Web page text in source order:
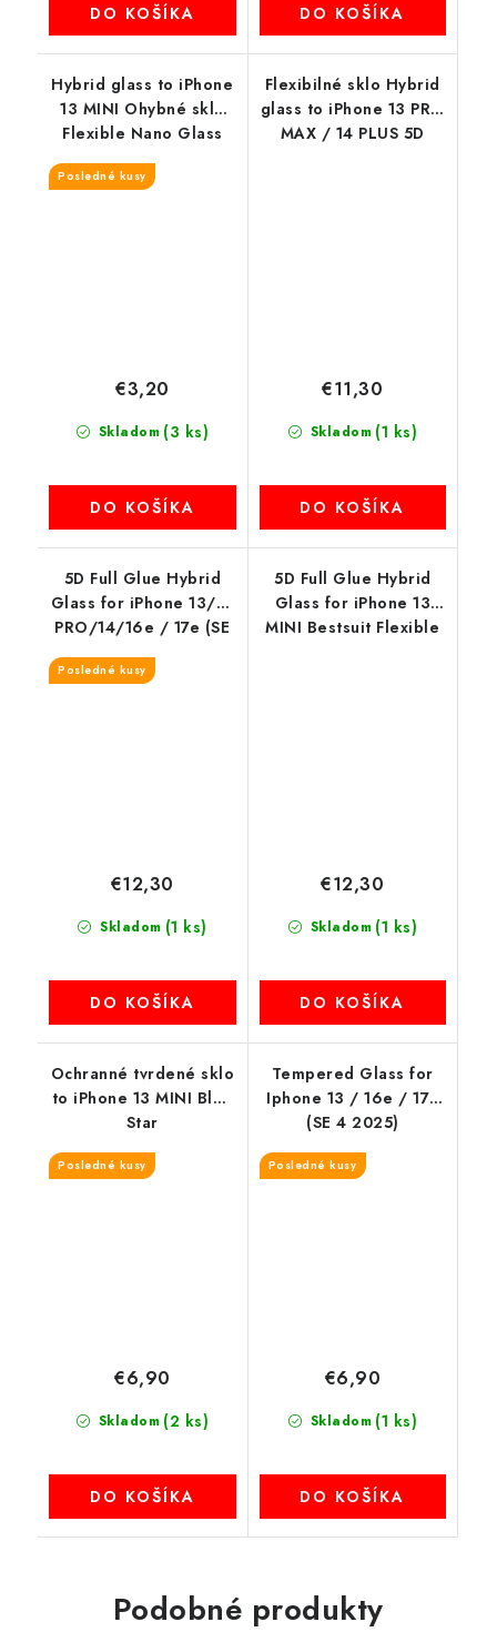
DO KOŠÍKA DO KOŠÍKA
Hybrid glass to iPhone
13 MINI Ohybné sklo
Flexible Nano Glass
Posledné kusy
Skladom (3 ks)
€3,20
DO KOŠÍKA
Flexibilné sklo Hybrid
glass to iPhone 13 PRO
MAX / 14 PLUS 5D
Skladom (1 ks)
€11,30
DO KOŠÍKA
5D Full Glue Hybrid
Glass for iPhone 13/13
PRO/14/16e / 17e (SE
4 2025) Bestsuit
Flexible čierny okraj
Posledné kusy
Skladom (1 ks)
€12,30
DO KOŠÍKA
5D Full Glue Hybrid
Glass for iPhone 13
MINI Bestsuit Flexible
Skladom (1 ks)
€12,30
DO KOŠÍKA
Ochranné tvrdené sklo
to iPhone 13 MINI Blue
Star
Posledné kusy
Skladom (2 ks)
€6,90
DO KOŠÍKA
Tempered Glass for
Iphone 13 / 16e / 17e
(SE 4 2025)
Posledné kusy
Skladom (1 ks)
€6,90
DO KOŠÍKA
Podobné produkty